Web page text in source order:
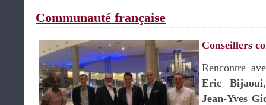
Communauté française
Conseillers
Rencontre
Eric Bijaoui
Jean-Yves